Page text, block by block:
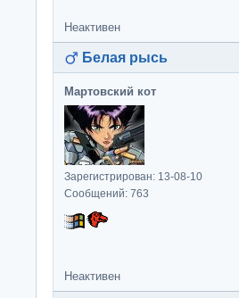
Неактивен
Белая рысь
Мартовский кот
Зарегистрирован: 13-08-10
Сообщений: 763
Неактивен